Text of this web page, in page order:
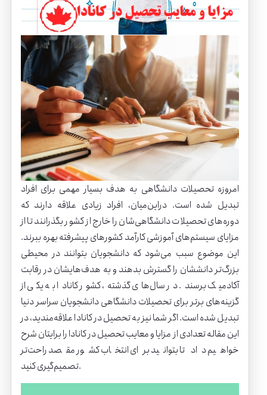
امروزه تحصیلات دانشگاهی به هدف بسیار مهمی برای افراد
تبدیل شده است. در‌این‌میان، افراد زیادی علاقه دارند که
دوره‌های تحصیلات دانشگاهی‌شان را خارج از کشور بگذرانند تا از
مزایای سیستم‌های آموزشی کارآمد کشورهای پیشرفته بهره ببرند.
این موضوع سبب می‌شود که دانشجویان بتوانند در محیطی
بزرگ‌تر دانششان را گسترش بدهند و به هدف‌هایشان در رقابت
آکادمیک برسند. در سال‌های گذشته، کشور کانادا به یکی از
گزینه‌های برتر برای تحصیلات دانشگاهی دانشجویان سراسر دنیا
تبدیل شده است. اگر شما نیز به تحصیل در کانادا علاقه‌مندید، در
این مقاله تعدادی از مزایا و معایب تحصیل در کانادا را برایتان شرح
خواهیم داد تا بتوانید برای انتخاب کشور مقصد راحت‌تر
تصمیم‌گیری کنید.